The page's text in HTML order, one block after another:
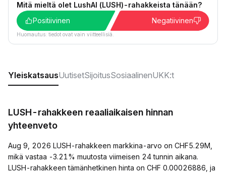
Mitä mieltä olet LushAI (LUSH)-rahakkeista tänään?
Positiivinen
Negatiivinen
Huomautus: tiedot ovat vain viitteellisiä.
YleiskatsausUutisetSijoitusSosiaalinenUKK:t
LUSH-rahakkeen reaaliaikaisen hinnan
yhteenveto
Aug 9, 2026 LUSH-rahakkeen markkina-arvo on CHF5.29M,
mikä vastaa -3.21% muutosta viimeisen 24 tunnin aikana.
LUSH-rahakkeen tämänhetkinen hinta on CHF 0.00026886, ja